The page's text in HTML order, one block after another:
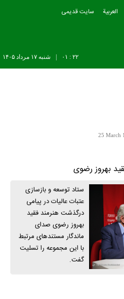
العربیة سایت قدیمی
شنبه ۱۷ مرداد ۱۴۰۵ ۲۲ : ۰۱
25 March
بهروز رضوی
ستاد توسعه و بازسازی
عتبات عالیات در پیامی
درگذشت هنرمند فقید
بهروز رضوی صدای
ماندگار مستندهای مرتبط
با این مجموعه را تسلیت
گفت.